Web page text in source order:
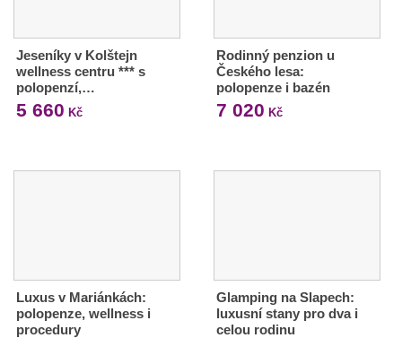
Jeseníky v Kolštejn
wellness centru *** s
polopenzí,…
5 660 Kč
Rodinný penzion u
Českého lesa:
polopenze i bazén
7 020 Kč
Luxus v Mariánkách:
polopenze, wellness i
procedury
Glamping na Slapech:
luxusní stany pro dva i
celou rodinu